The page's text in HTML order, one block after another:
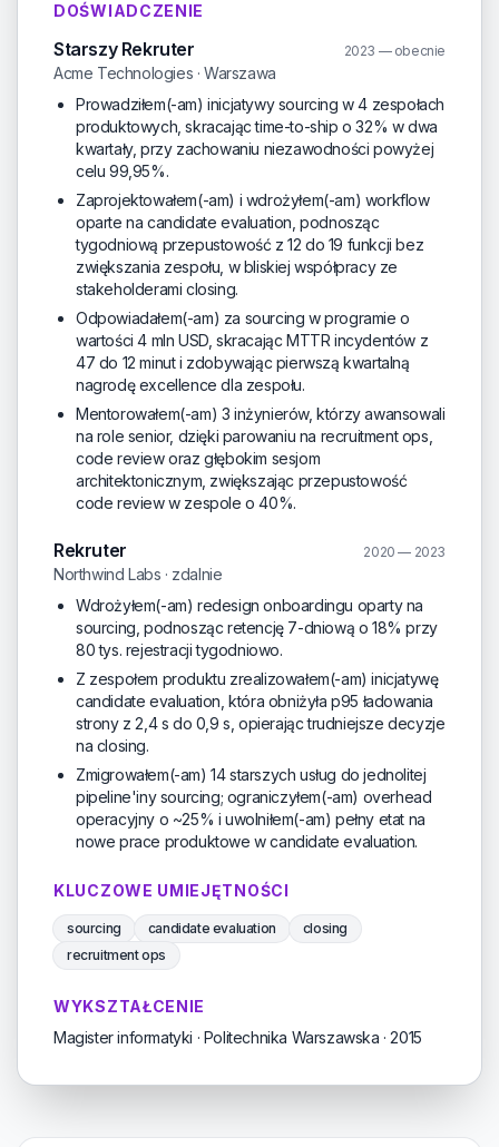
DOŚWIADCZENIE
Starszy Rekruter 2023 — obecnie
Acme Technologies · Warszawa
Prowadziłem(-am) inicjatywy sourcing w 4 zespołach
produktowych, skracając time-to-ship o 32% w dwa
kwartały, przy zachowaniu niezawodności powyżej
celu 99,95%.
Zaprojektowałem(-am) i wdrożyłem(-am) workflow
oparte na candidate evaluation, podnosząc
tygodniową przepustowość z 12 do 19 funkcji bez
zwiększania zespołu, w bliskiej współpracy ze
stakeholderami closing.
Odpowiadałem(-am) za sourcing w programie o
wartości 4 mln USD, skracając MTTR incydentów z
47 do 12 minut i zdobywając pierwszą kwartalną
nagrodę excellence dla zespołu.
Mentorowałem(-am) 3 inżynierów, którzy awansowali
na role senior, dzięki parowaniu na recruitment ops,
code review oraz głębokim sesjom
architektonicznym, zwiększając przepustowość
code review w zespole o 40%.
Rekruter 2020 — 2023
Northwind Labs · zdalnie
Wdrożyłem(-am) redesign onboardingu oparty na
sourcing, podnosząc retencję 7-dniową o 18% przy
80 tys. rejestracji tygodniowo.
Z zespołem produktu zrealizowałem(-am) inicjatywę
candidate evaluation, która obniżyła p95 ładowania
strony z 2,4 s do 0,9 s, opierając trudniejsze decyzje
na closing.
Zmigrowałem(-am) 14 starszych usług do jednolitej
pipeline'iny sourcing; ograniczyłem(-am) overhead
operacyjny o ~25% i uwolniłem(-am) pełny etat na
nowe prace produktowe w candidate evaluation.
KLUCZOWE UMIEJĘTNOŚCI
sourcing candidate evaluation
closing
recruitment ops
WYKSZTAŁCENIE
Magister informatyki · Politechnika Warszawska · 2015